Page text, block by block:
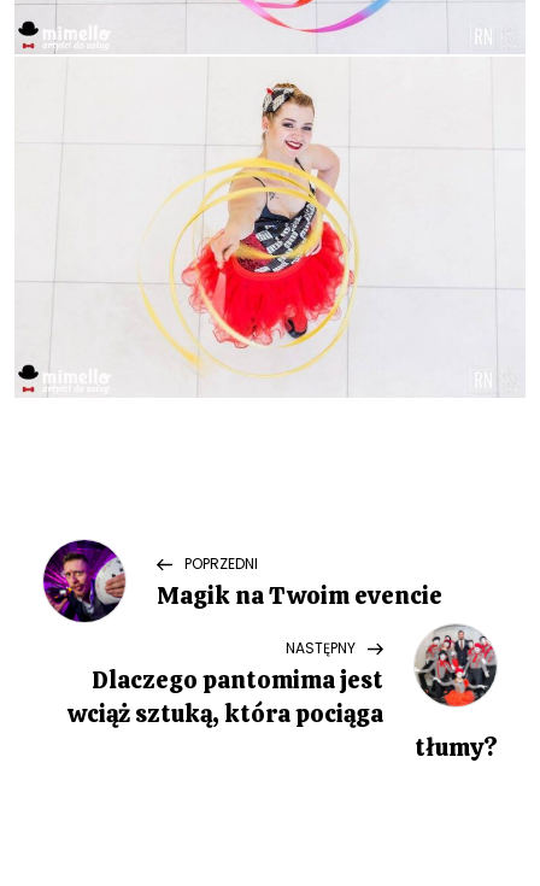
N
a
Previous
Post
POPRZEDNI
Magik na Twoim evencie
Post
NASTĘPNY
Dlaczego pantomima jest
wciąż sztuką, która pociąga
tłumy?